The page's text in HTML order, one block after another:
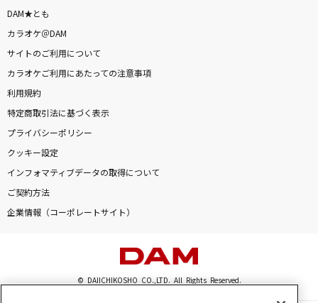
DAM★とも
カラオケ＠DAM
サイトのご利用について
カラオケご利用にあたっての注意事項
利用規約
特定商取引法に基づく表示
プライバシーポリシー
クッキー設定
インフォマティブデータの取得について
ご契約方法
企業情報（コーポレートサイト）
© DAIICHIKOSHO CO.,LTD. All Rights Reserved.